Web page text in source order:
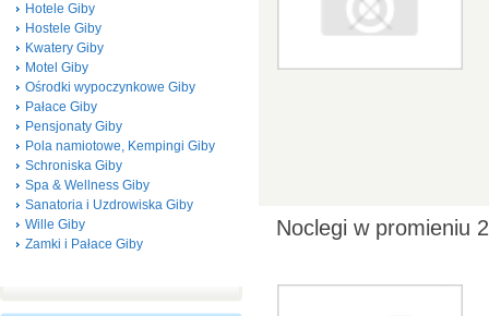
Hotele Giby
Hostele Giby
Kwatery Giby
Motel Giby
Ośrodki wypoczynkowe Giby
Pałace Giby
Pensjonaty Giby
Pola namiotowe, Kempingi Giby
Schroniska Giby
Spa & Wellness Giby
Sanatoria i Uzdrowiska Giby
Wille Giby
Zamki i Pałace Giby
Noclegi w promieniu